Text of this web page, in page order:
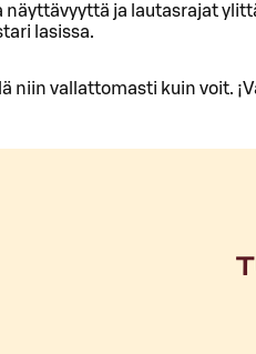
ja lautasrajat
lasissa.
niin vallattomasti kuin voit.